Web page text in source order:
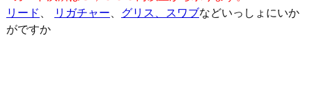
リード 、 リガチャー、 グリス、スワブなどいっしょにいか
がですか